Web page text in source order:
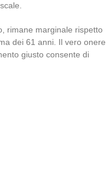
rimane marginale rispetto
dei 61 anni. Il vero onere
giusto consente di